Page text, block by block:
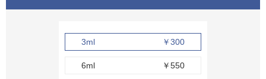
3ml ￥300
6ml ￥550